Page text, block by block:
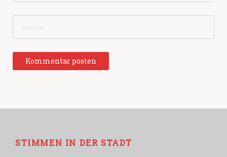
STIMMEN IN DER STADT